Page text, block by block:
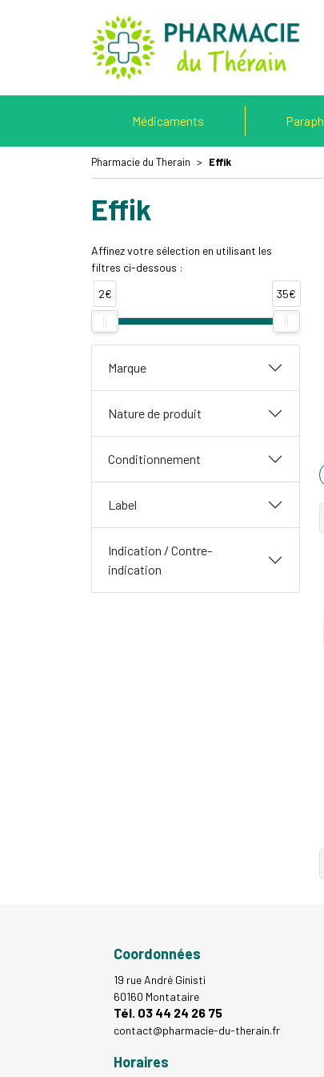
Médicaments
Pharmacie du Therain Effik
Effik
Affinez votre sélection en utilisant les
filtres ci-dessous :
2€
35€
Marque
Nature de produit
Conditionnement
Label
Indication / Contre-
indication
Coordonnées
19 rue André Ginisti
60160 Montataire
Tél. 03 44 24 26 75
contact@pharmacie-du-therain.fr
Horaires